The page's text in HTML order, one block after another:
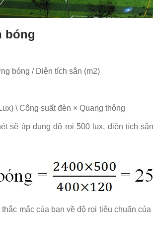
bóng
bóng / Diện tích sân (m2)
\ Công suất đèn × Quang thông
sẽ áp dụng độ rọi 500 lux, diện tích
mắc của bạn về độ rọi tiêu chuẩn